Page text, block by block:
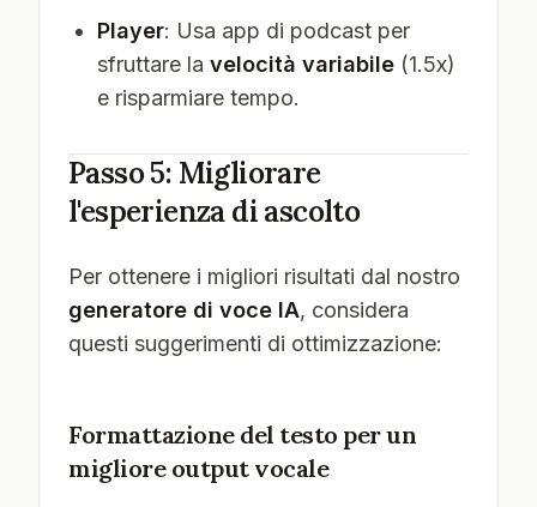
Player: Usa app di podcast per
sfruttare la velocità variabile (1.5x)
e risparmiare tempo.
Passo 5: Migliorare
l'esperienza di ascolto
Per ottenere i migliori risultati dal nostro
generatore di voce IA, considera
questi suggerimenti di ottimizzazione:
Formattazione del testo per un
migliore output vocale